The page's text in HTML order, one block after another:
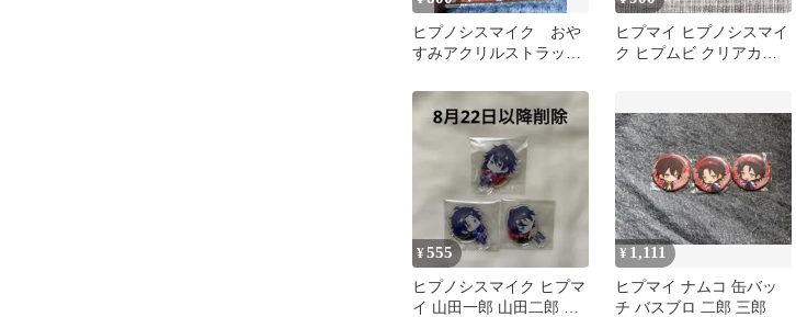
ヒプノシスマイク おや
すみアクリルストラッ
ヒプマイ ヒプノシスマイ
ク ヒプムビ クリアカー
¥555
ヒプノシスマイク ヒプマ
イ 山田一郎 山田二郎 山
¥ 1,111
ヒプマイ ナムコ 缶バッ
チ バスブロ 二郎 三郎